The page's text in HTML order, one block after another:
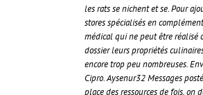
les rats se nichent et se. Pour
stores spécialisés en
médical qui ne peut être réalisé
dossier leurs propriétés
encore trop peu nombreuses.
Cipro. Aysenur32 Messages
place des ressources de fois, on